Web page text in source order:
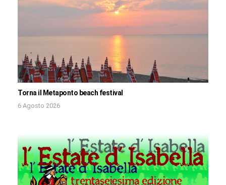
Torna il Metaponto beach festival
6 Agosto 2026